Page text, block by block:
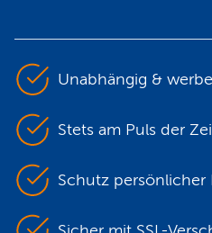
Unabhängig &
Stets am Puls der
Schutz persönlicher